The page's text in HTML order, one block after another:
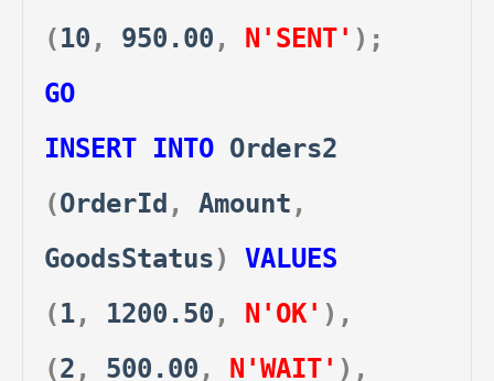
(10 , 950.00 , N'SENT' );
GO
INSERT INTO Orders2
(OrderId , Amount ,
GoodsStatus)
VALUES
(1, 1200.50 , N'OK' ),
(2 , 500.00 , N'WAIT' ),